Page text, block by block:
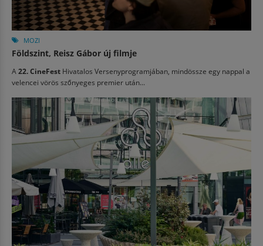
MOZI
Földszint, Reisz Gábor új filmje
A 22. CineFest Hivatalos Versenyprogramjában, mindössze egy nappal a
velencei vörös szőnyeges premier után...